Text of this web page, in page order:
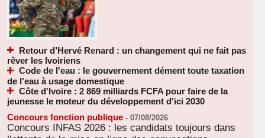
Retour d’Hervé Renard : un changement qui ne fait pas
rêver les Ivoiriens
Code de l'eau : le gouvernement dément toute taxation
de l'eau à usage domestique
Côte d'Ivoire : 2 869 milliards FCFA pour faire de la
jeunesse le moteur du développement d'ici 2030
Concours fonction publique - 07/08/2026
Concours INFAS 2026 : les candidats toujours dans